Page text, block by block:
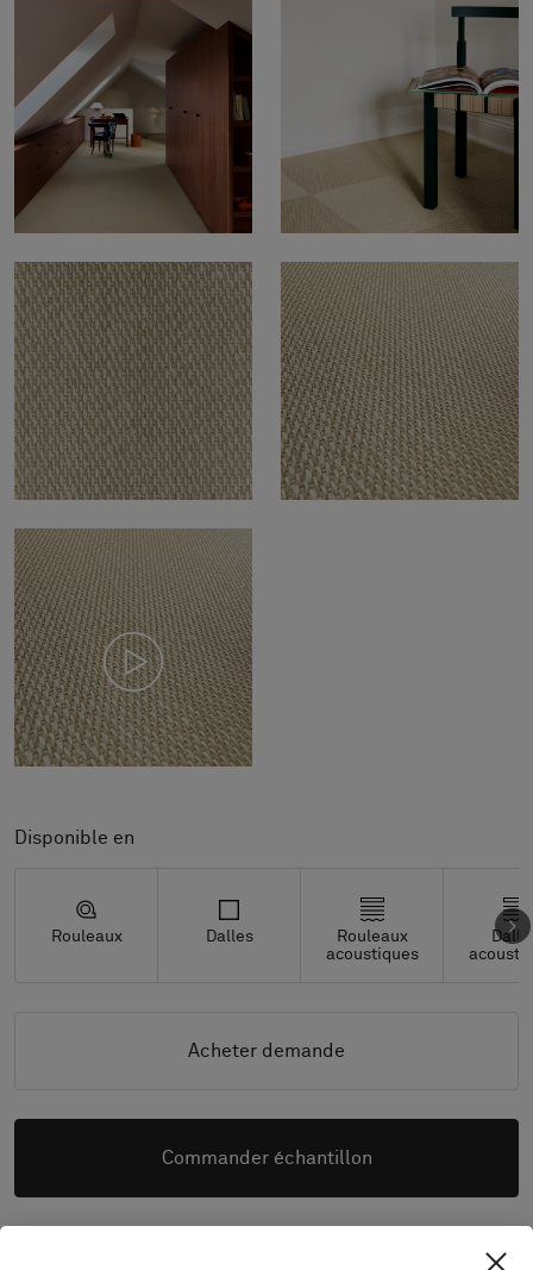
Disponible en
Rouleaux Dalles
Rouleaux
acoustiques
Acheter demande
Commander échantillon